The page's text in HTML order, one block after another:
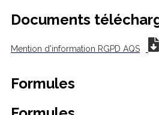
Documents
Mention d'information RGPD AQS
Formules